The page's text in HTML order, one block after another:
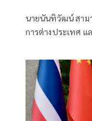
นายนันทิวัฒน์ สาม
การต่างประเทศ